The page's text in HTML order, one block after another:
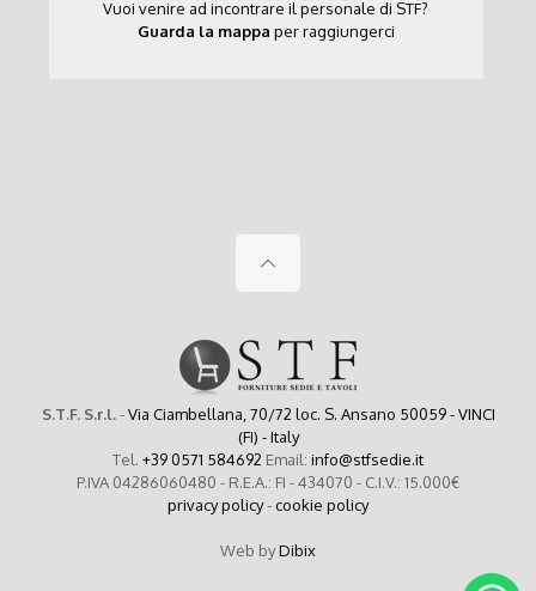
Vuoi venire ad incontrare il personale di STF?
Guarda la mappa per raggiungerci
S.T.F. S.r.l.-Via Ciambellana, 70/72 loc. S. Ansano 50059 - VINCI
(FI) - Italy
Tel. +39 0571 584692 Email: info@stfsedie.it
P.IVA 04286060480 - R.E.A.: FI - 434070 - C.I.V.: 15.000€
privacy policy- cookie policy
Web byDibix